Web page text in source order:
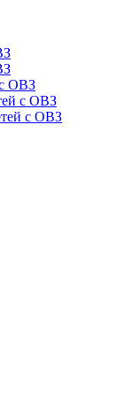
с ОВЗ
с ОВЗ
с ОВЗ